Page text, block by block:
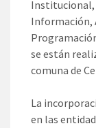
Institucional,
Información,
se están
comuna de
La
en las